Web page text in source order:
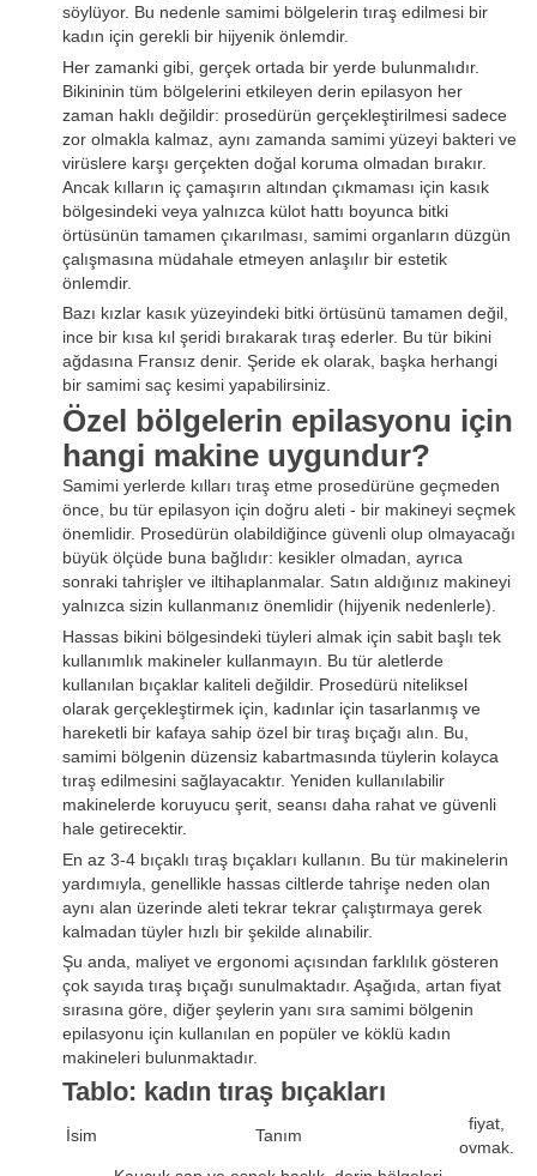
söylüyor. Bu nedenle samimi bölgelerin tıraş edilmesi bir
kadın için gerekli bir hijyenik önlemdir.
Her zamanki gibi, gerçek ortada bir yerde bulunmalıdır.
Bikininin tüm bölgelerini etkileyen derin epilasyon her
zaman haklı değildir: prosedürün gerçekleştirilmesi sadece
zor olmakla kalmaz, aynı zamanda samimi yüzeyi bakteri ve
virüslere karşı gerçekten doğal koruma olmadan bırakır.
Ancak kılların iç çamaşırın altından çıkmaması için kasık
bölgesindeki veya yalnızca külot hattı boyunca bitki
örtüsünün tamamen çıkarılması, samimi organların düzgün
çalışmasına müdahale etmeyen anlaşılır bir estetik
önlemdir.
Bazı kızlar kasık yüzeyindeki bitki örtüsünü tamamen değil,
ince bir kısa kıl şeridi bırakarak tıraş ederler. Bu tür bikini
ağdasına Fransız denir. Şeride ek olarak, başka herhangi
bir samimi saç kesimi yapabilirsiniz.
Özel bölgelerin epilasyonu için
hangi makine uygundur?
Samimi yerlerde kılları tıraş etme prosedürüne geçmeden
önce, bu tür epilasyon için doğru aleti - bir makineyi seçmek
önemlidir. Prosedürün olabildiğince güvenli olup olmayacağı
büyük ölçüde buna bağlıdır: kesikler olmadan, ayrıca
sonraki tahrişler ve iltihaplanmalar. Satın aldığınız makineyi
yalnızca sizin kullanmanız önemlidir (hijyenik nedenlerle).
Hassas bikini bölgesindeki tüyleri almak için sabit başlı tek
kullanımlık makineler kullanmayın. Bu tür aletlerde
kullanılan bıçaklar kaliteli değildir. Prosedürü niteliksel
olarak gerçekleştirmek için, kadınlar için tasarlanmış ve
hareketli bir kafaya sahip özel bir tıraş bıçağı alın. Bu,
samimi bölgenin düzensiz kabartmasında tüylerin kolayca
tıraş edilmesini sağlayacaktır. Yeniden kullanılabilir
makinelerde koruyucu şerit, seansı daha rahat ve güvenli
hale getirecektir.
En az 3-4 bıçaklı tıraş bıçakları kullanın. Bu tür makinelerin
yardımıyla, genellikle hassas ciltlerde tahrişe neden olan
aynı alan üzerinde aleti tekrar tekrar çalıştırmaya gerek
kalmadan tüyler hızlı bir şekilde alınabilir.
Şu anda, maliyet ve ergonomi açısından farklılık gösteren
çok sayıda tıraş bıçağı sunulmaktadır. Aşağıda, artan fiyat
sırasına göre, diğer şeylerin yanı sıra samimi bölgenin
epilasyonu için kullanılan en popüler ve köklü kadın
makineleri bulunmaktadır.
Tablo: kadın tıraş bıçakları
İsim Tanım
fiyat,
ovmak.